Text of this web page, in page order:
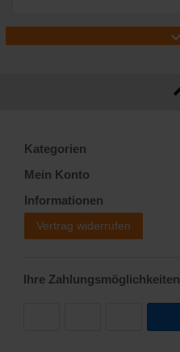
Kategorien
Mein Konto
Informationen
Vertrag widerrufen
Ihre Zahlungsmöglichkeiten